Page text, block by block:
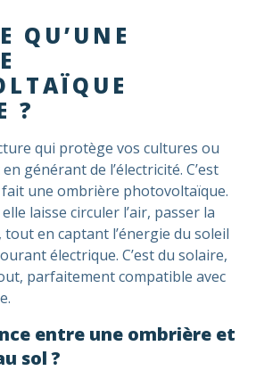
QU’UNE
?
qui protège vos cultures ou
générant de l’électricité. C’est
fait une ombrière photovoltaïque.
laisse circuler l’air, passer la
en captant l’énergie du soleil
électrique. C’est du solaire,
parfaitement compatible avec
entre une ombrière et
sol ?